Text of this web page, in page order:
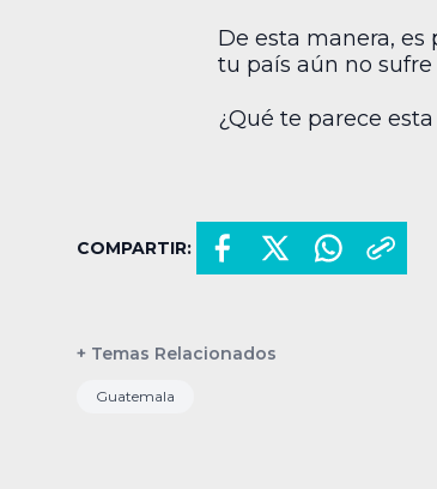
De esta manera,
tu país aún no
¿Qué te parece
COMPARTIR:
+ Temas Relacionados
Guatemala